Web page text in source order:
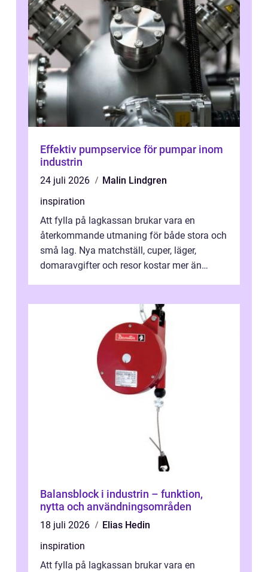
Effektiv pumpservice för pumpar inom
industrin
24 juli 2026
Malin Lindgren
inspiration
Att fylla på lagkassan brukar vara en
återkommande utmaning för både stora och
små lag. Nya matchställ, cuper, läger,
domaravgifter och resor kostar mer än
Balansblock i industrin – funktion,
nytta och användningsområden
18 juli 2026
Elias Hedin
inspiration
Att fylla på lagkassan brukar vara en